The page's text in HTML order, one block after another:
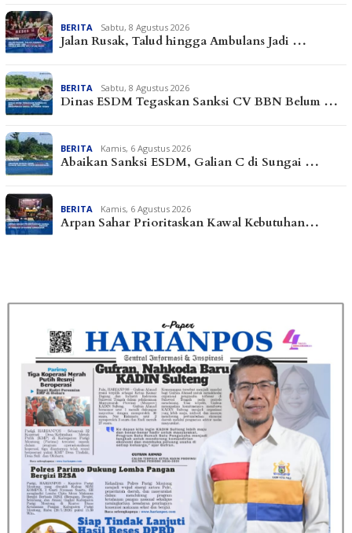
BERITA Sabtu, 8 Agustus 2026
Jalan Rusak, Talud hingga Ambulans Jadi …
BERITA Sabtu, 8 Agustus 2026
Dinas ESDM Tegaskan Sanksi CV BBN Belum …
BERITA Kamis, 6 Agustus 2026
Abaikan Sanksi ESDM, Galian C di Sungai …
BERITA Kamis, 6 Agustus 2026
Arpan Sahar Prioritaskan Kawal Kebutuhan…